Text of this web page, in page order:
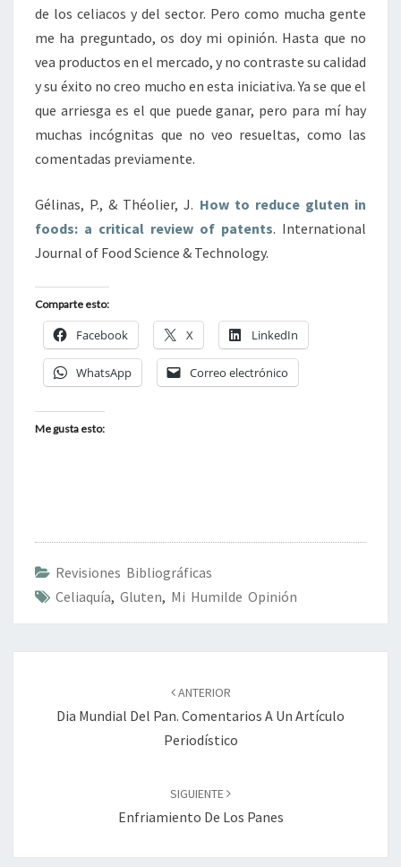
de los celiacos y del sector. Pero como mucha gente
me ha preguntado, os doy mi opinión. Hasta que no
vea productos en el mercado, y no contraste su calidad
y su éxito no creo mucho en esta iniciativa. Ya se que el
que arriesga es el que puede ganar, pero para mí hay
muchas incógnitas que no veo resueltas, como las
comentadas previamente.
Gélinas, P., & Théolier, J. How to reduce gluten in
foods: a critical review of patents. International
Journal of Food Science & Technology.
Comparte esto:
Facebook X LinkedIn
WhatsApp Correo electrónico
Me gusta esto:
Revisiones Bibliográficas
Celiaquía, Gluten, Mi Humilde Opinión
entradas
ANTERIOR
Dia Mundial Del Pan. Comentarios A Un Artículo
Periodístico
SIGUIENTE
Enfriamiento De Los Panes